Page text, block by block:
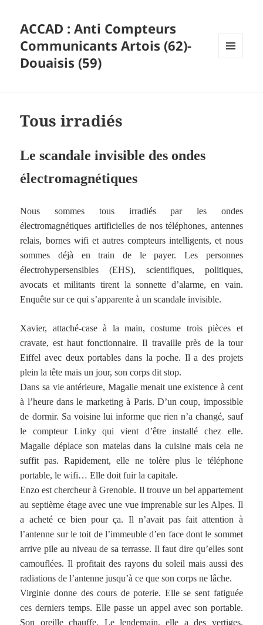
ACCAD : Anti Compteurs
Communicants Artois (62)-
Douaisis (59)
Tous irradiés
Le scandale invisible des ondes
électromagnétiques
Nous sommes tous irradiés par les ondes
électromagnétiques artificielles de nos téléphones, antennes
relais, bornes wifi et autres compteurs intelligents, et nous
sommes déjà en train de le payer. Les personnes
électrohypersensibles (EHS), scientifiques, politiques,
avocats et militants tirent la sonnette d’alarme, en vain.
Enquête sur ce qui s’apparente à un scandale invisible.
Xavier, attaché-case à la main, costume trois pièces et
cravate, est haut fonctionnaire. Il travaille près de la tour
Eiffel avec deux portables dans la poche. Il a des projets
plein la tête mais un jour, son corps dit stop.
Dans sa vie antérieure, Magalie menait une existence à cent
à l’heure dans le marketing à Paris. D’un coup, impossible
de dormir. Sa voisine lui informe que rien n’a changé, sauf
le compteur Linky qui vient d’être installé chez elle.
Magalie déplace son matelas dans la cuisine mais cela ne
suffit pas. Rapidement, elle ne tolère plus le téléphone
portable, le wifi… Elle doit fuir la capitale.
Enzo est chercheur à Grenoble. Il trouve un bel appartement
au septième étage avec une vue imprenable sur les Alpes. Il
a acheté ce bien pour ça. Il n’avait pas fait attention à
l’antenne sur le toit de l’immeuble d’en face dont le sommet
arrive pile au niveau de sa terrasse. Il faut dire qu’elles sont
camouflées. Il profitait des rayons du soleil mais aussi des
radiations de l’antenne jusqu’à ce que son corps ne lâche.
Virginie donne des cours de poterie. Elle se sent fatiguée
ces derniers temps. Elle passe un appel avec son portable.
Son oreille chauffe. Le lendemain, elle a des vertiges.